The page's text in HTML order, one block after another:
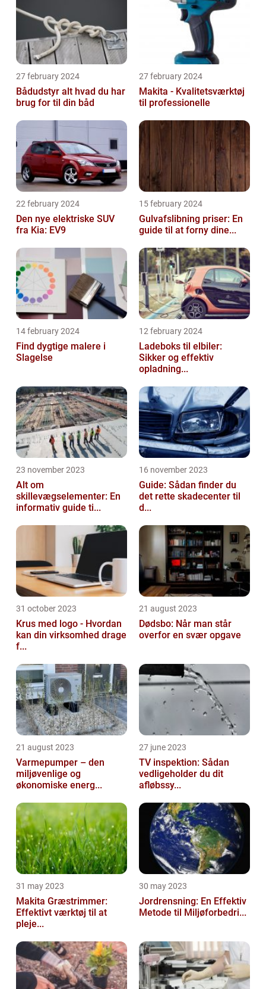
27 february 2024
Bådudstyr alt hvad du har
brug for til din båd
27 february 2024
Makita - Kvalitetsværktøj
til professionelle
22 february 2024
Den nye elektriske SUV
fra Kia: EV9
15 february 2024
Gulvafslibning priser: En
guide til at forny dine...
14 february 2024
Find dygtige malere i
Slagelse
12 february 2024
Ladeboks til elbiler:
Sikker og effektiv
opladning...
23 november 2023
Alt om
skillevægselementer: En
informativ guide ti...
16 november 2023
Guide: Sådan finder du
det rette skadecenter til
d...
31 october 2023
Krus med logo - Hvordan
kan din virksomhed drage
f...
21 august 2023
Dødsbo: Når man står
overfor en svær opgave
21 august 2023
Varmepumper – den
miljøvenlige og
økonomiske energ...
27 june 2023
TV inspektion: Sådan
vedligeholder du dit
afløbssy...
31 may 2023
Makita Græstrimmer:
Effektivt værktøj til at
pleje...
30 may 2023
Jordrensning: En Effektiv
Metode til Miljøforbedri...